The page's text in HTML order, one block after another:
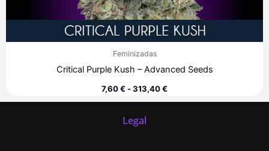
Feminizadas
Critical Purple Kush – Advanced Seeds
7,60€-313,40€
Legal